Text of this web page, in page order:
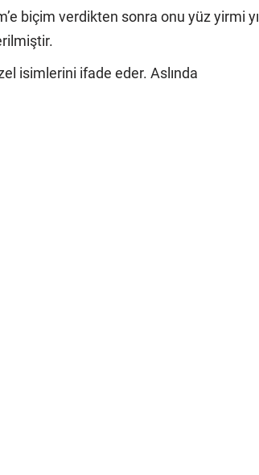
biçim verdikten sonra onu yüz yirmi yıl
isimlerini ifade eder. Aslında